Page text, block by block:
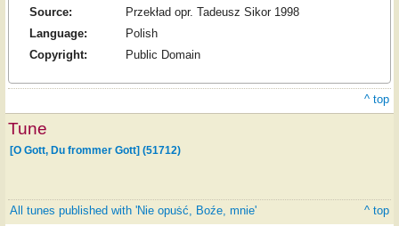
Source:
Przekład opr. Tadeusz Sikor 1998
Language:
Polish
Copyright:
Public Domain
^ top
Tune
[O Gott, Du frommer Gott] (51712)
All tunes published with 'Nie opuṡć, Boźe, mnie' ^ top